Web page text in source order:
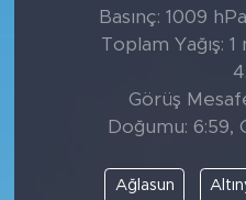
Basınç: 1009
Toplam Yağış:
Görüş
Doğumu: 6:59,
Ağlasun